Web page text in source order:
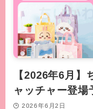
【2026年6月
ャッチャー登場
2026年6月2日